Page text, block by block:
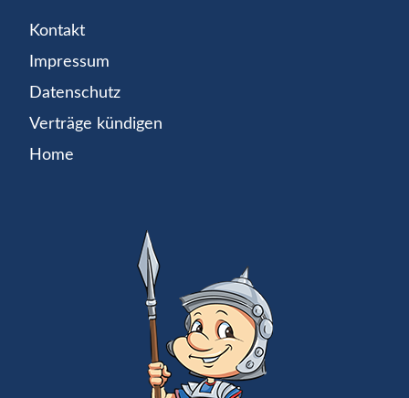
Kontakt
Impressum
Datenschutz
Verträge kündigen
Home